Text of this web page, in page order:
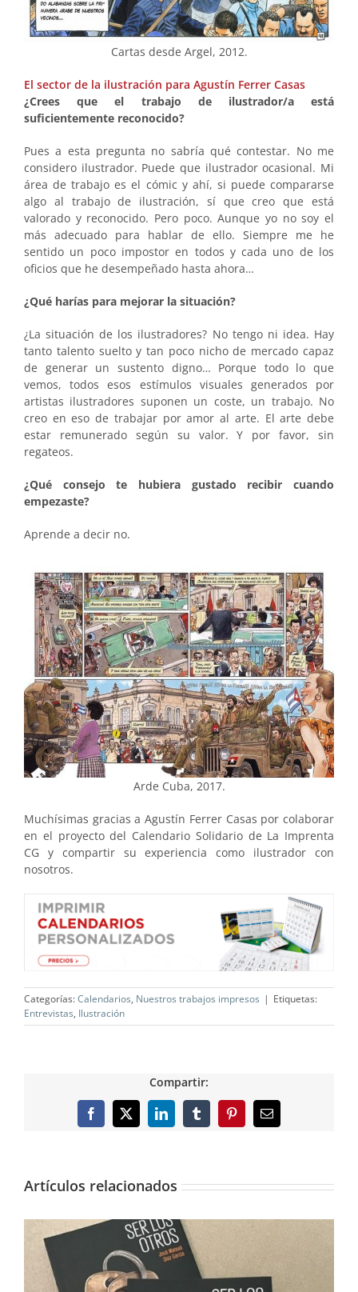
Cartas desde Argel, 2012.
El sector de la ilustración para Agustín Ferrer Casas
¿Crees que el trabajo de ilustrador/a está
suficientemente reconocido?
Pues a esta pregunta no sabría qué contestar. No me
considero ilustrador. Puede que ilustrador ocasional. Mi
área de trabajo es el cómic y ahí, si puede compararse
algo al trabajo de ilustración, sí que creo que está
valorado y reconocido. Pero poco. Aunque yo no soy el
más adecuado para hablar de ello. Siempre me he
sentido un poco impostor en todos y cada uno de los
oficios que he desempeñado hasta ahora…
¿Qué harías para mejorar la situación?
¿La situación de los ilustradores? No tengo ni idea. Hay
tanto talento suelto y tan poco nicho de mercado capaz
de generar un sustento digno… Porque todo lo que
vemos, todos esos estímulos visuales generados por
artistas ilustradores suponen un coste, un trabajo. No
creo en eso de trabajar por amor al arte. El arte debe
estar remunerado según su valor. Y por favor, sin
regateos.
¿Qué consejo te hubiera gustado recibir cuando
empezaste?
Aprende a decir no.
Arde Cuba, 2017.
Muchísimas gracias a Agustín Ferrer Casas por colaborar
en el proyecto del Calendario Solidario de La Imprenta
CG y compartir su experiencia como ilustrador con
nosotros.
Categorías:Calendarios, Nuestros trabajos impresos | Etiquetas:
Entrevistas, Ilustración
Compartir:
Facebook
X LinkedInTumblrPinterestCorreo
Artículos relacionados